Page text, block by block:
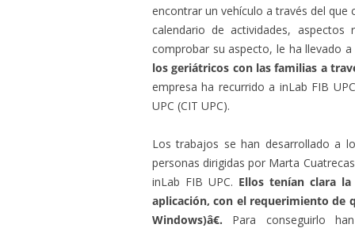
encontrar un vehículo a través del que
calendario de actividades,
comprobar su aspecto, le ha llevado a
los geriátricos con las familias a
empresa ha recurrido a inLab FIB
UPC (CIT UPC).
Los trabajos se han desarrollado a
personas dirigidas por Marta
inLab FIB UPC. Ellos tenían clara
aplicación, con el requerimiento de
Windows)â€. Para conseguirlo